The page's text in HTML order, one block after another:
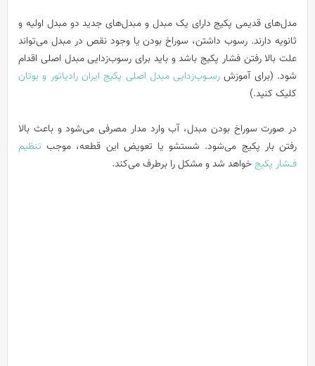
مدل‌های قدیمی پکیج دارای یک مبدل و مبدل‌های جدید دو مبدل اولیه و
ثانویه دارند. رسوب داشتن، سوراخ بودن یا وجود نقص در مبدل می‌تواند
علت بالا رفتن فشار پکیج باشد و باید برای رسوب‌زدایی مبدل اصلی اقدام
شود. (برای آموزش رســوب‌زدایی مبدل اصلی پکیج ایران رادیاتور و بوتان
کلیک کنید.)
در صورت سوراخ بودن مبدل، آب وارد مدار مصرفی می‌شود و باعث بالا
رفتن بار پکیج می‌شود. شستشو یا تعویض این قطعه، موجب تنظیم
فــشار پکیجخواهد شد و مشکل را برطرف می‌کند.